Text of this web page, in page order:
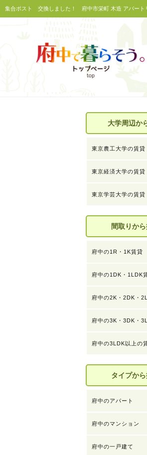
集合ポスト 交換しました！ 府中市栄町 木造 アパート
大学周辺か
東京農工大学の賃貸
東京経済大学の賃貸
東京学芸大学の賃貸
間取りか
府中の1R・1K賃貸
府中の1DK・1LDK
府中の2K・2DK・
府中の3K・3DK・
府中の3LDK以上の
タイプか
府中のアパート
府中のマンション
府中の一戸建て